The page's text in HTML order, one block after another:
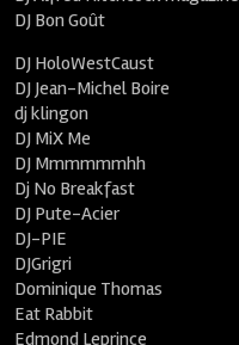
DJ Bon Goût
DJ HoloWestCaust
DJ Jean-Michel Boire
dj klingon
DJ MiX Me
DJ Mmmmmmhh
Dj No Breakfast
DJ Pute-Acier
DJ-PIE
DJGrigri
Dominique Thomas
Eat Rabbit
Edmond Leprince